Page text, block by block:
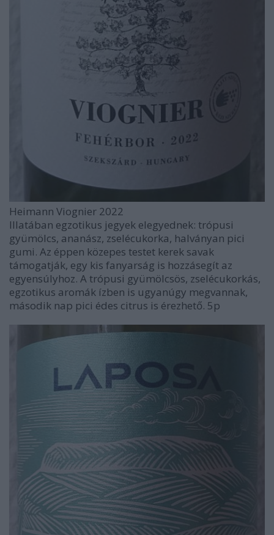
Heimann Viognier 2022
Illatában egzotikus jegyek elegyednek: trópusi
gyümölcs, ananász, zselécukorka, halványan pici
gumi. Az éppen közepes testet kerek savak
támogatják, egy kis fanyarság is hozzásegít az
egyensúlyhoz. A trópusi gyümölcsös, zselécukorkás,
egzotikus aromák ízben is ugyanúgy megvannak,
második nap pici édes citrus is érezhető. 5p